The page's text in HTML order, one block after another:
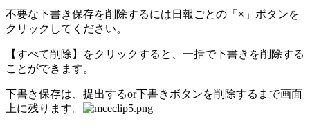
不要な下書き保存を削除するには日報ごとの「×」ボタンを
クリックしてください。
【すべて削除】をクリックすると、一括で下書きを削除する
ことができます。
下書き保存は、提出するor下書きボタンを削除するまで画面
上に残ります。